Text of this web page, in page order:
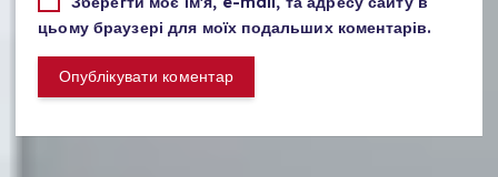
цьому браузері для моїх подальших коментарів.